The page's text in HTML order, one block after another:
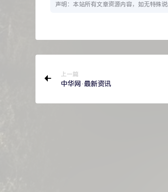
声明：本站所有文章资源内容，如无特殊
上一篇
中华网·最新资讯